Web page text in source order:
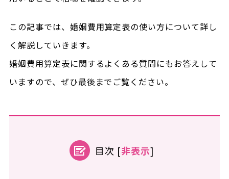
この記事では、婚姻費用算定表の使い方について詳し
く解説していきます。
婚姻費用算定表に関するよくある質問にもお答えして
いますので、ぜひ最後までご覧ください。
目次 [非表示]